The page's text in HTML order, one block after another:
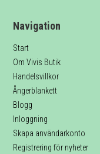
Navigation
Start
Om Vivis Butik
Handelsvillkor
Ångerblankett
Blogg
Inloggning
Skapa användarkonto
Registrering för nyheter